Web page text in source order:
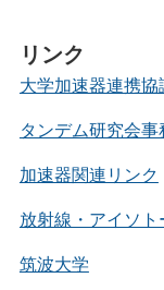
リンク
大学加速器連携協
タンデム研究会事
加速器関連リンク
放射線・アイソ
筑波大学